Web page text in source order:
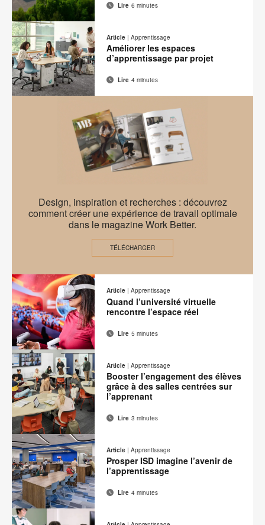
Partager
sur
Facebook
Partager
sur
Twitter
Partager
sur
Pinterest
Partager
sur
LinkedIn
Adresse
de
contact
Imprimer
cette
page
Lire 6 minutes
Partager
Partager
Partager
Partager
LinkedIn
Adresse
contact
Imprimer
cette
page
Article | Apprentissage
Améliorer les espaces
d’apprentissage par projet
Lire 4 minutes
Work
Better
–
Mindeset
Design, inspiration et recherches : découvrez
comment créer une expérience de travail optimale
dans le magazine Work Better.
TÉLÉCHARGER
Partager
sur
Facebook
Partager
sur
Twitter
Partager
sur
Pinterest
Partager
LinkedIn
Adresse
de
contact
Imprimer
cette
page
Article | Apprentissage
Quand l’université virtuelle
rencontre l’espace réel
Lire 5 minutes
Partager
sur
Facebook
Partager
sur
Twitter
Partager
sur
Pinterest
Partager
sur
LinkedIn
Adresse
de
contact
Imprimer
cette
page
Article | Apprentissage
Booster l’engagement des élèves
grâce à des salles centrées sur
l’apprenant
Lire 3 minutes
Partager
sur
Partager
sur
Partager
Partager
sur
AdresseImprimer
Article | Apprentissage
Prosper ISD imagine l’avenir de
l’apprentissage
Lire 4 minutes